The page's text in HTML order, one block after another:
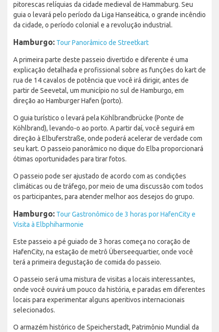
pitorescas relíquias da cidade medieval de Hammaburg. Seu
guia o levará pelo período da Liga Hanseática, o grande incêndio
da cidade, o período colonial e a revolução industrial.
Hamburgo: Tour Panorâmico de Streetkart
A primeira parte deste passeio divertido e diferente é uma
explicação detalhada e profissional sobre as funções do kart de
rua de 14 cavalos de potência que você irá dirigir, antes de
partir de Seevetal, um município no sul de Hamburgo, em
direção ao Hamburger Hafen (porto).
O guia turístico o levará pela Köhlbrandbrücke (Ponte de
Köhlbrand), levando-o ao porto. A partir daí, você seguirá em
direção à Elbuferstraße, onde poderá acelerar de verdade com
seu kart. O passeio panorâmico no dique do Elba proporcionará
ótimas oportunidades para tirar fotos.
O passeio pode ser ajustado de acordo com as condições
climáticas ou de tráfego, por meio de uma discussão com todos
os participantes, para atender melhor aos desejos do grupo.
Hamburgo: Tour Gastronômico de 3 horas por HafenCity e
Visita à Elbphiharmonie
Este passeio a pé guiado de 3 horas começa no coração de
HafenCity, na estação de metrô Überseequartier, onde você
terá a primeira degustação de comida do passeio.
O passeio será uma mistura de visitas a locais interessantes,
onde você ouvirá um pouco da história, e paradas em diferentes
locais para experimentar alguns aperitivos internacionais
selecionados.
O armazém histórico de Speicherstadt, Patrimônio Mundial da